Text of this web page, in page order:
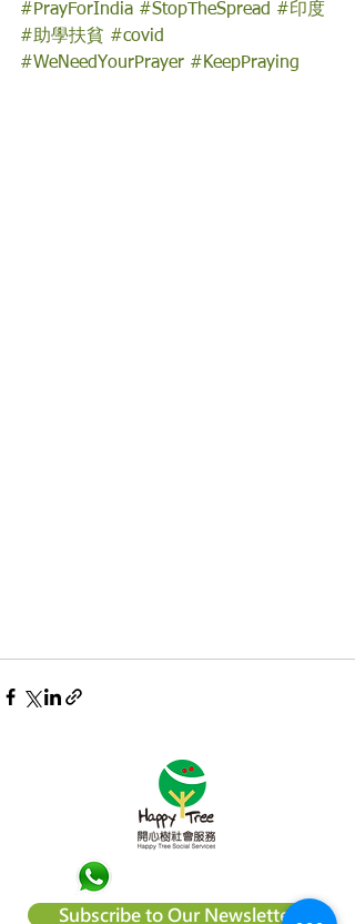
#PrayForIndia #StopTheSpread #印度
#助學扶貧 #covid
#WeNeedYourPrayer #KeepPraying
Subscribe to Our Newsletter